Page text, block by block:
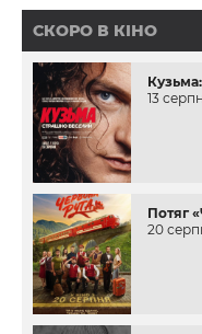
СКОРО В КІНО
13
Потяг
20